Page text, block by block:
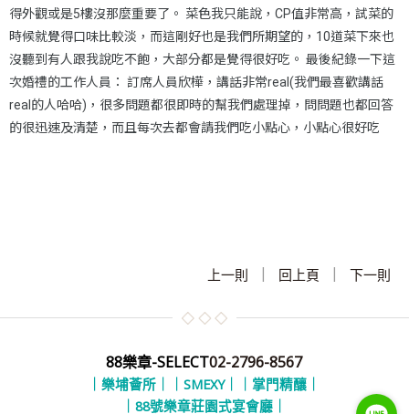
得外觀或是5樓沒那麼重要了。 菜色我只能說，CP值非常高，試菜的
時候就覺得口味比較淡，而這剛好也是我們所期望的，10道菜下來也
沒聽到有人跟我說吃不飽，大部分都是覺得很好吃。 最後紀錄一下這
次婚禮的工作人員： 訂席人員欣樺，講話非常real(我們最喜歡講話
real的人哈哈)，很多問題都很即時的幫我們處理掉，問問題也都回答
的很迅速及清楚，而且每次去都會請我們吃小點心，小點心很好吃
上一則 | 回上頁 | 下一則
88樂章-SELECT02-2796-8567
｜樂埔薈所｜ ｜SMEXY｜
｜掌門精釀｜
｜88號樂章莊園式宴會廳｜